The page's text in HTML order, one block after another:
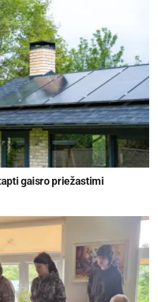
Žukausko memorialinio
muziejaus informacija
šeimos nuotrauką saugo
ir kino muziejus.
Žukausko memorialinis
gaisro priežastimi